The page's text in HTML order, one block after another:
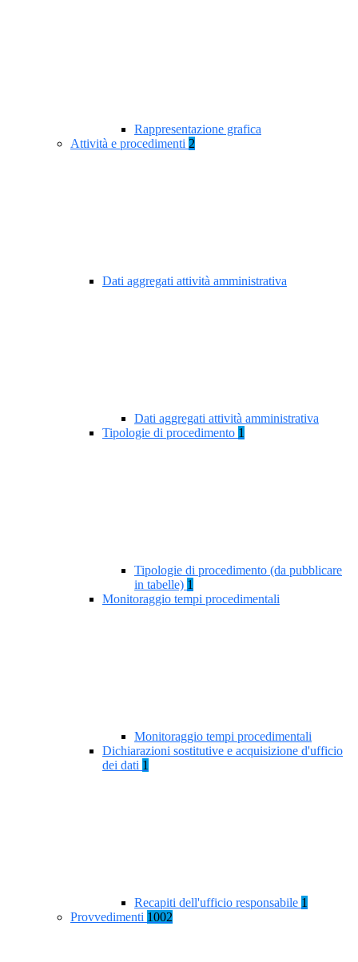
Rappresentazione grafica
Attività e procedimenti 2
Dati aggregati attività amministrativa
Dati aggregati attività amministrativa
Tipologie di procedimento 1
Tipologie di procedimento (da pubblicare
in tabelle) 1
Monitoraggio tempi procedimentali
Monitoraggio tempi procedimentali
Dichiarazioni sostitutive e acquisizione d'ufficio
dei dati 1
Recapiti dell'ufficio responsabile 1
Provvedimenti 1002